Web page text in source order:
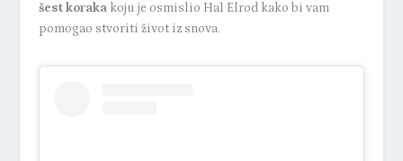
šest korakakoju je osmislio Hal Elrod kako bi vam
pomogao stvoriti život iz snova.